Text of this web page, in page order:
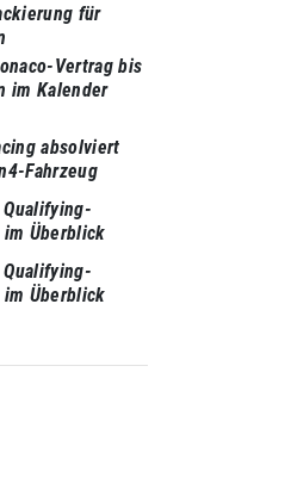
für
Vertrag bis
im Kalender
absolviert
Fahrzeug
im Überblick
im Überblick